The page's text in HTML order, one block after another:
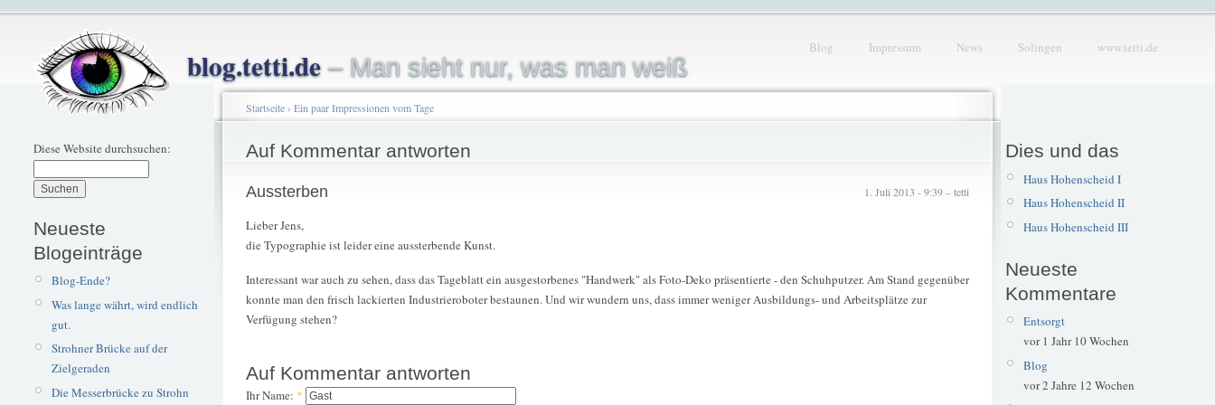
blog.tetti.de– Man sieht nur, was man weiß
Blog Impressum News Solingen www.tetti.de
Diese Website durchsuchen:
Neueste
Blogeinträge
Blog-Ende?
Was lange währt, wird endlich
gut.
Strohner Brücke auf der
Zielgeraden
Die Messerbrücke zu Strohn
Startseite› Ein paar Impressionen vom Tage
Auf Kommentar antworten
1. Juli 2013 - 9:39 – tetti
Aussterben
Lieber Jens,
die Typographie ist leider eine aussterbende Kunst.
Interessant war auch zu sehen, dass das Tageblatt ein ausgestorbenes "Handwerk" als Foto-Deko präsentierte - den Schuhputzer. Am Stand gegenüber
konnte man den frisch lackierten Industrieroboter bestaunen. Und wir wundern uns, dass immer weniger Ausbildungs- und Arbeitsplätze zur
Verfügung stehen?
Auf Kommentar antworten
Ihr Name: *
Dies und das
Haus Hohenscheid I
Haus Hohenscheid II
Haus Hohenscheid III
Neueste
Kommentare
Entsorgt
vor 1 Jahr 10 Wochen
Blog
vor 2 Jahre 12 Wochen